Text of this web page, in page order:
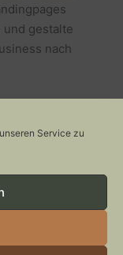
Service zu
gestalte
nach
>>
Cats & Art